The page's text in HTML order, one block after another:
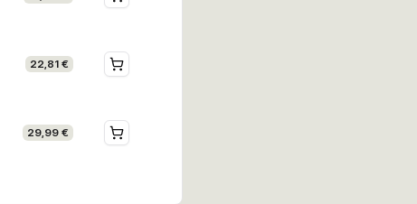
22,81 €
29,99 €